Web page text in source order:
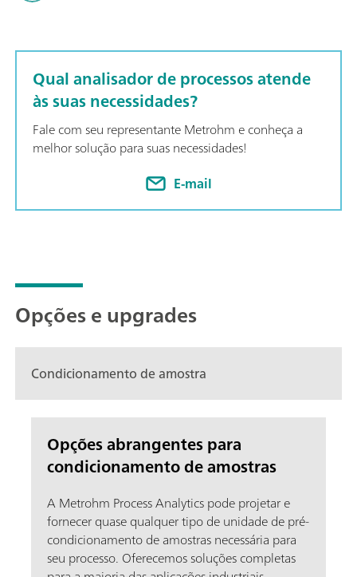
Qual analisador de processos atende
às suas necessidades?
Fale com seu representante Metrohm e conheça a
melhor solução para suas necessidades!
E-mail
Opções e upgrades
Condicionamento de amostra
Opções abrangentes para
condicionamento de amostras
A Metrohm Process Analytics pode projetar e
fornecer quase qualquer tipo de unidade de pré-
condicionamento de amostras necessária para
seu processo. Oferecemos soluções completas